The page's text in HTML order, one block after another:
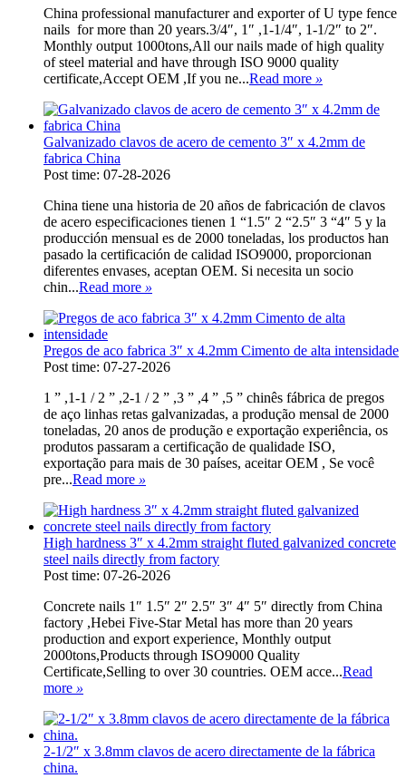
China professional manufacturer and exporter of U type fence
nails for more than 20 years.3/4″, 1″ ,1-1/4″, 1-1/2″ to 2″.
Monthly output 1000tons,All our nails made of high quality
of steel material and have through ISO 9000 quality
certificate,Accept OEM ,If you ne...Read more »
Galvanizado clavos de acero de cemento 3″ x 4.2mm de
fabrica China
Post time: 07-28-2026
China tiene una historia de 20 años de fabricación de clavos
de acero especificaciones tienen 1 “1.5″ 2 “2.5″ 3 “4″ 5 y la
producción mensual es de 2000 toneladas, los productos han
pasado la certificación de calidad ISO9000, proporcionan
diferentes envases, aceptan OEM. Si necesita un socio
chin...Read more »
Pregos de aco fabrica 3″ x 4.2mm Cimento de alta intensidade
Post time: 07-27-2026
1 ” ,1-1 / 2 ” ,2-1 / 2 ” ,3 ” ,4 ” ,5 ” chinês fábrica de pregos
de aço linhas retas galvanizadas, a produção mensal de 2000
toneladas, 20 anos de produção e exportação experiência, os
produtos passaram a certificação de qualidade ISO,
exportação para mais de 30 países, aceitar OEM , Se você
pre...Read more »
High hardness 3″ x 4.2mm straight fluted galvanized concrete
steel nails directly from factory
Post time: 07-26-2026
Concrete nails 1″ 1.5″ 2″ 2.5″ 3″ 4″ 5″ directly from China
factory ,Hebei Five-Star Metal has more than 20 years
production and export experience, Monthly output
2000tons,Products through ISO9000 Quality
Certificate,Selling to over 30 countries. OEM acce...Read
more »
2-1/2″ x 3.8mm clavos de acero directamente de la fábrica
china.